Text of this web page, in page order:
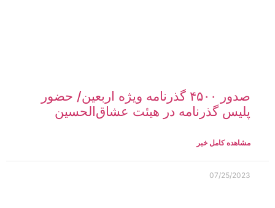
مشاهده کامل خبر
07/25/2023